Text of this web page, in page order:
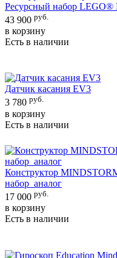
Ресурсный набор
43 900 руб.
в корзину
Есть в наличии
Датчик касания EV3
3 780 руб.
в корзину
Есть в наличии
Конструктор
набор_аналог
17 000 руб.
в корзину
Есть в наличии